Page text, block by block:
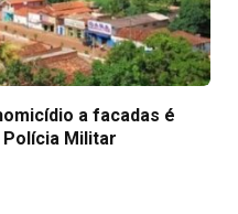
a facadas é
Militar